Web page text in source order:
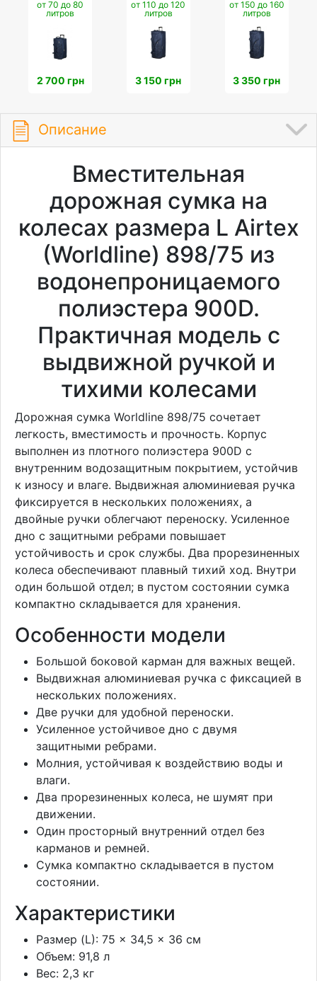
от 70 до 80
литров
2 700 грн
от 110 до 120
литров
3 150 грн
от 150 до 160
литров
3 350 грн
Описание
Вместительная
дорожная сумка на
колесах размера L Airtex
(Worldline) 898/75 из
водонепроницаемого
полиэстера 900D.
Практичная модель с
выдвижной ручкой и
тихими колесами
Дорожная сумка Worldline 898/75 сочетает
легкость, вместимость и прочность. Корпус
выполнен из плотного полиэстера 900D с
внутренним водозащитным покрытием, устойчив
к износу и влаге. Выдвижная алюминиевая ручка
фиксируется в нескольких положениях, а
двойные ручки облегчают переноску. Усиленное
дно с защитными ребрами повышает
устойчивость и срок службы. Два прорезиненных
колеса обеспечивают плавный тихий ход. Внутри
один большой отдел; в пустом состоянии сумка
компактно складывается для хранения.
Особенности модели
Большой боковой карман для важных вещей.
Выдвижная алюминиевая ручка с фиксацией в
нескольких положениях.
Две ручки для удобной переноски.
Усиленное устойчивое дно с двумя
защитными ребрами.
Молния, устойчивая к воздействию воды и
влаги.
Два прорезиненных колеса, не шумят при
движении.
Один просторный внутренний отдел без
карманов и ремней.
Сумка компактно складывается в пустом
состоянии.
Характеристики
Размер (L): 75 × 34,5 × 36 см
Объем: 91,8 л
Вес: 2,3 кг